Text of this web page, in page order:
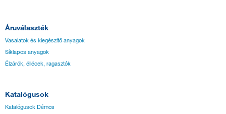
Áruválaszték
Vasalatok és kiegészítő anyagok
Síklapos anyagok
Élzárók, éllécek, ragasztók
Katalógusok
Katalógusok Démos